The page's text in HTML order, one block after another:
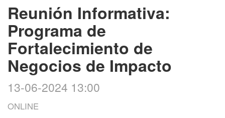
Reunión Informativa:
Programa de
Fortalecimiento de
Negocios de Impacto
13-06-2024 13:00
ONLINE